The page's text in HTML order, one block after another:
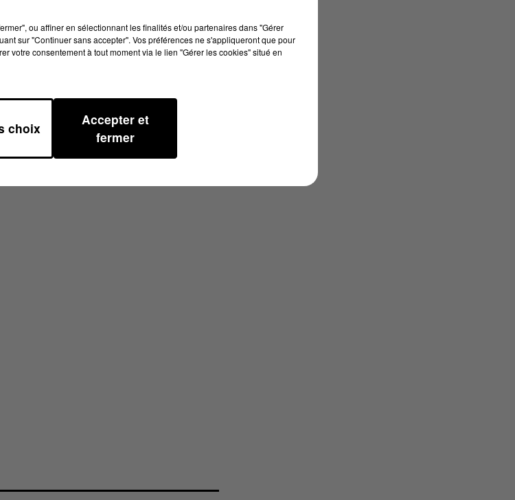
un habitant n’a malheureusement
25 pompiers ont été déployés
étaient toujours sur place.
les soldats du feu. L’heure est
ou affiner en sélectionnant les finalités et/ou partenaires dans "Gérer
sur "Continuer sans accepter". Vos préférences ne s'appliqueront que pour
votre consentement à tout moment via le lien "Gérer les cookies" situé en
choix
Accepter et
fermer